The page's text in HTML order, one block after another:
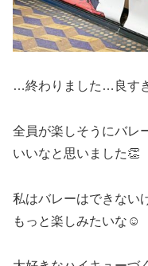
…終わりました…良す
全員が楽しそうにバレ
いいなと思いました👏
私はバレーはできない
もっと楽しみたいな☺️